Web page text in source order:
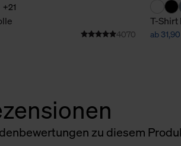
+21
4070
T-Shirt
ab
zu diesem